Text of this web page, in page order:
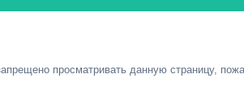
просматривать данную страницу,